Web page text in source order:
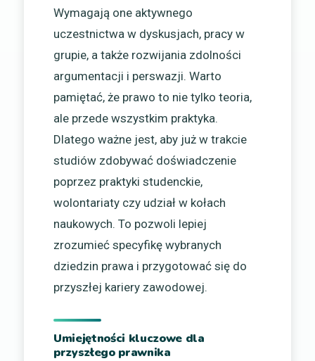
Wymagają one aktywnego
uczestnictwa w dyskusjach, pracy w
grupie, a także rozwijania zdolności
argumentacji i perswazji. Warto
pamiętać, że prawo to nie tylko teoria,
ale przede wszystkim praktyka.
Dlatego ważne jest, aby już w trakcie
studiów zdobywać doświadczenie
poprzez praktyki studenckie,
wolontariaty czy udział w kołach
naukowych. To pozwoli lepiej
zrozumieć specyfikę wybranych
dziedzin prawa i przygotować się do
przyszłej kariery zawodowej.
Umiejętności kluczowe dla
przyszłego prawnika